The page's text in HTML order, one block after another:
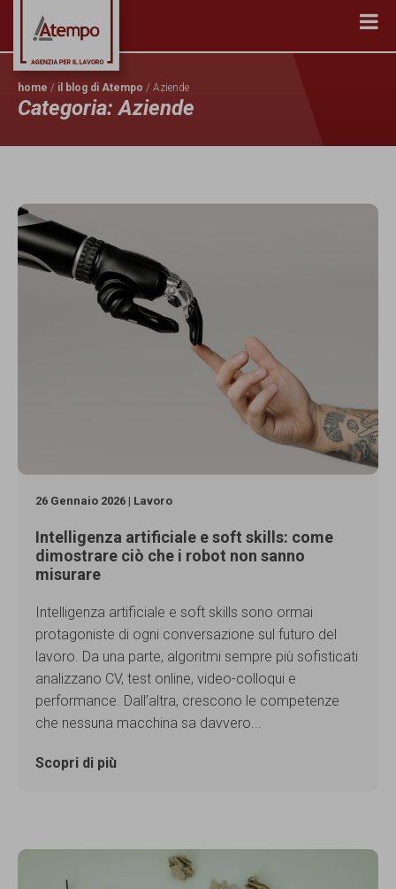
home / il blog di Atempo / Aziende
Categoria: Aziende
26 Gennaio 2026 | Lavoro
Intelligenza artificiale e soft skills: come
dimostrare ciò che i robot non sanno
misurare
Intelligenza artificiale e soft skills sono ormai
protagoniste di ogni conversazione sul futuro del
lavoro. Da una parte, algoritmi sempre più sofisticati
analizzano CV, test online, video-colloqui e
performance. Dall’altra, crescono le competenze
che nessuna macchina sa davvero...
Scopri di più